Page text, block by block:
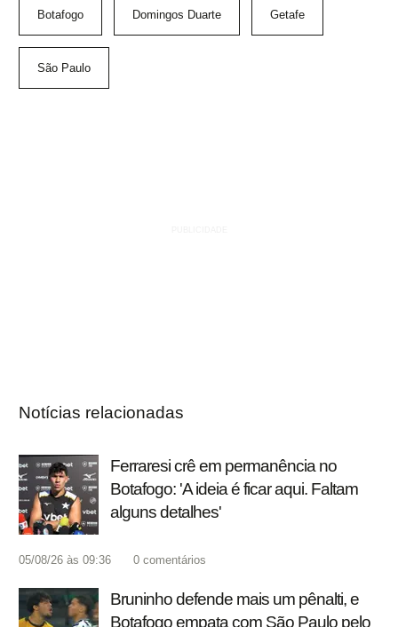
Botafogo Domingos Duarte Getafe
São Paulo
Notícias relacionadas
Ferraresi crê em permanência no
Botafogo: 'A ideia é ficar aqui. Faltam
alguns detalhes'
05/08/26 às 09:36 0 comentários
Bruninho defende mais um pênalti, e
Botafogo empata com São Paulo pelo